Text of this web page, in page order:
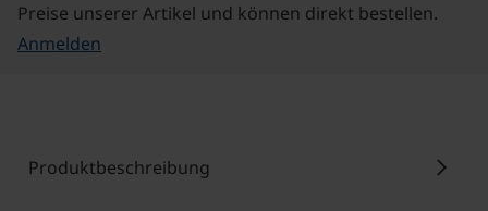
Preise unserer Artikel und können direkt bestellen.
Anmelden
Produktbeschreibung chevron_right